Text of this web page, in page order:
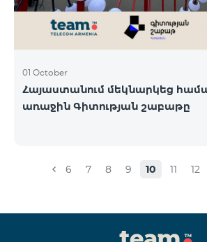
պայմաններ՝
https://www.telecomarmenia.am/hy/
01 October
Հայաստանում մեկնարկեց
առաջին Գիտության շաբաթը
6 7 8 9 10 11 12